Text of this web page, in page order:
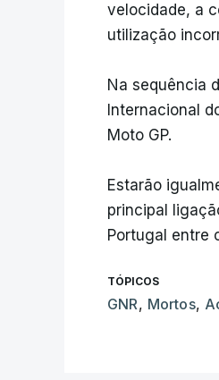
velocidade, a
utilização
Na sequência
Internacional
Moto GP.
Estarão
principal
Portugal entre
TÓPICOS
GNR, Mortos,